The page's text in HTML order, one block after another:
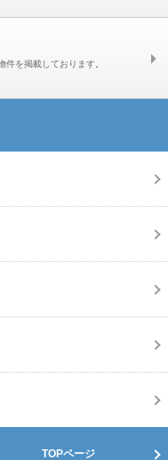
を掲載しております。
TOPページ